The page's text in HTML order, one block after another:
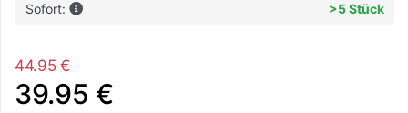
Sofort: >5 Stück
44.95 €
39.95 €